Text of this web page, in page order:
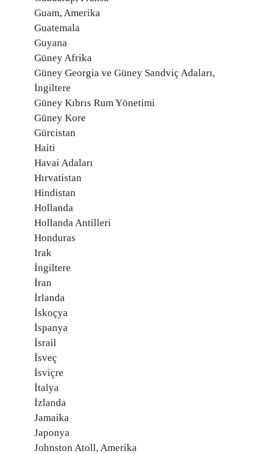
Guam, Amerika
Guatemala
Guyana
Güney Afrika
Güney Georgia ve Güney Sandviç Adaları,
İngiltere
Güney Kıbrıs Rum Yönetimi
Güney Kore
Gürcistan
Haiti
Havai Adaları
Hırvatistan
Hindistan
Hollanda
Hollanda Antilleri
Honduras
Irak
İngiltere
İran
İrlanda
İskoçya
İspanya
İsrail
İsveç
İsviçre
İtalya
İzlanda
Jamaika
Japonya
Johnston Atoll, Amerika